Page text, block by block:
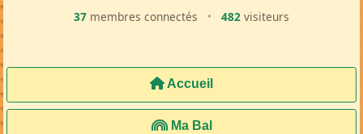
37 membres connectés • 482 visiteurs
Accueil
Ma Bal